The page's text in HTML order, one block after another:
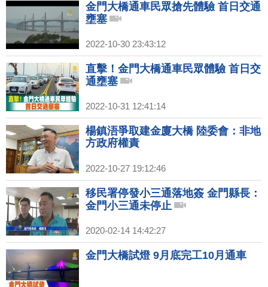
金門大橋通車民眾搶先體驗 首日交通
壅塞
2022-10-30 23:43:12
直擊！金門大橋通車民眾體驗 首日交
通壅塞
2022-10-31 12:41:14
楊鎮浯爭取建金廈大橋 陸委會：非地
方政府權責
2022-10-27 19:12:46
移民署停發小三通落地簽 金門縣長：
金門小三通未停止
2020-02-14 14:42:27
金門大橋試燈 9月底完工10月通車